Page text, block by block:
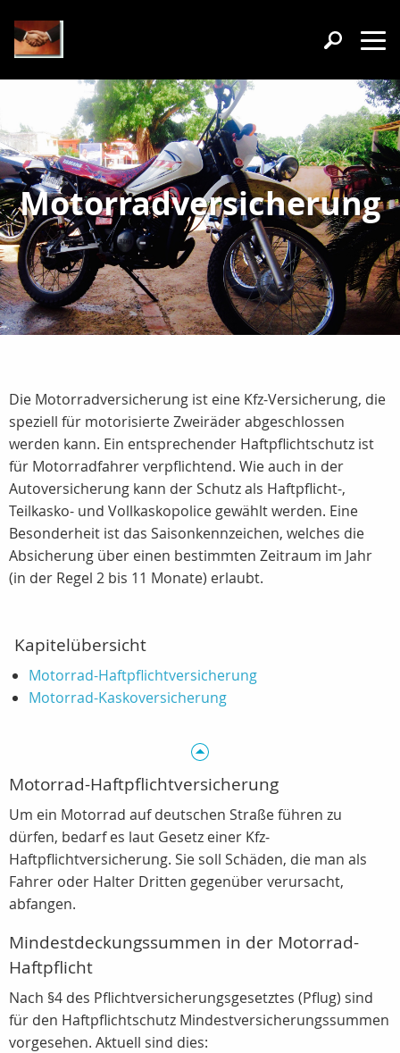
Motorradversicherung
Die Motorradversicherung ist eine Kfz-Versicherung, die
speziell für motorisierte Zweiräder abgeschlossen
werden kann. Ein entsprechender Haftpflichtschutz ist
für Motorradfahrer verpflichtend. Wie auch in der
Autoversicherung kann der Schutz als Haftpflicht-,
Teilkasko- und Vollkaskopolice gewählt werden. Eine
Besonderheit ist das Saisonkennzeichen, welches die
Absicherung über einen bestimmten Zeitraum im Jahr
(in der Regel 2 bis 11 Monate) erlaubt.
Kapitelübersicht
Motorrad-Haftpflichtversicherung
Motorrad-Kaskoversicherung
Motorrad-Haftpflichtversicherung
Um ein Motorrad auf deutschen Straße führen zu
dürfen, bedarf es laut Gesetz einer Kfz-
Haftpflichtversicherung. Sie soll Schäden, die man als
Fahrer oder Halter Dritten gegenüber verursacht,
abfangen.
Mindestdeckungssummen in der Motorrad-
Haftpflicht
Nach §4 des Pflichtversicherungsgesetztes (Pflug) sind
für den Haftpflichtschutz Mindestversicherungssummen
vorgesehen. Aktuell sind dies: